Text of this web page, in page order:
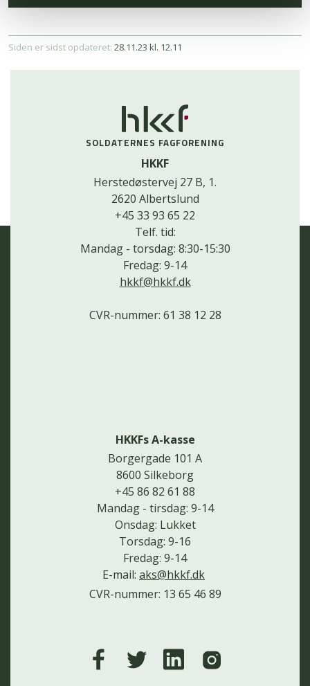
Siden er sidst opdateret: 28.11.23 kl. 12.11
SOLDATERNES FAGFORENING
HKKF
Herstedøstervej 27 B, 1.
2620 Albertslund
+45 33 93 65 22
Telf. tid:
Mandag - torsdag: 8:30-15:30
Fredag: 9-14
hkkf@hkkf.dk
CVR-nummer: 61 38 12 28
HKKFs A-kasse
Borgergade 101 A
8600 Silkeborg
+45 86 82 61 88
Mandag - tirsdag: 9-14
Onsdag: Lukket
Torsdag: 9-16
Fredag: 9-14
E-mail: aks@hkkf.dk
CVR-nummer: 13 65 46 89